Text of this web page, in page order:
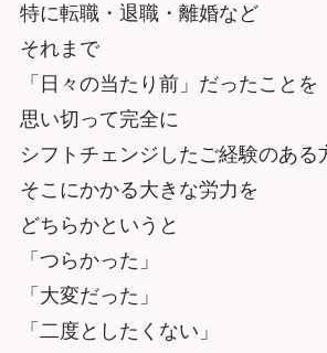
特に転職・退職・離婚など
それまで
「日々の当たり前」だったことを
思い切って完全に
シフトチェンジしたご経験のある
そこにかかる大きな労力を
どちらかというと
「つらかった」
「大変だった」
「二度としたくない」